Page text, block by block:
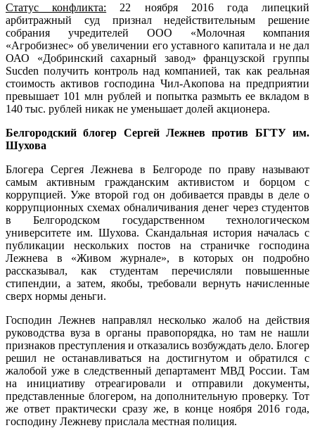
Статус конфликта: 22 ноября 2016 года липецкий
арбитражный суд признал недействительным решение
собрания учредителей ООО «Молочная компания
«Агробизнес» об увеличении его уставного капитала и не дал
ОАО «Добринский сахарный завод» французской группы
Sucden получить контроль над компанией, так как реальная
стоимость активов господина Чил-Акопова на предприятии
превышает 101 млн рублей и попытка размыть ее вкладом в
140 тыс. рублей никак не уменьшает долей акционера.
Белгородский блогер Сергей Лежнев против БГТУ им.
Шухова
Блогера Сергея Лежнева в Белгороде по праву называют
самым активным гражданским активистом и борцом с
коррупцией. Уже второй год он добивается правды в деле о
коррупционных схемах обналичивания денег через студентов
в Белгородском государственном технологическом
университете им. Шухова. Скандальная история началась с
публикации нескольких постов на страничке господина
Лежнева в «Живом журнале», в которых он подробно
рассказывал, как студентам перечисляли повышенные
стипендии, а затем, якобы, требовали вернуть начисленные
сверх нормы деньги.
Господин Лежнев направлял несколько жалоб на действия
руководства вуза в органы правопорядка, но там не нашли
признаков преступления и отказались возбуждать дело. Блогер
решил не останавливаться на достигнутом и обратился с
жалобой уже в следственный департамент МВД России. Там
на инициативу отреагировали и отправили документы,
представленные блогером, на дополнительную проверку. Тот
же ответ практически сразу же, в конце ноября 2016 года,
господину Лежневу прислала местная полиция.